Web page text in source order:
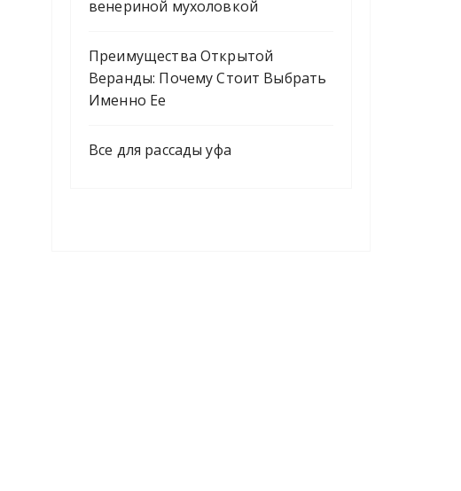
венериной мухоловкой
Преимущества Открытой
Веранды: Почему Стоит Выбрать
Именно Ее
Все для рассады уфа